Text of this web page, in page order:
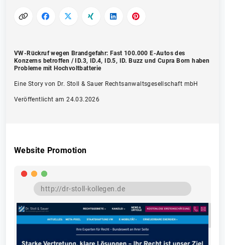
VW-Rückruf wegen Brandgefahr: Fast 100.000 E-Autos des
Konzerns betroffen / ID.3, ID.4, ID.5, ID. Buzz und Cupra Born haben
Probleme mit Hochvoltbatterie
Eine Story von Dr. Stoll & Sauer Rechtsanwaltsgesellschaft mbH
Veröffentlicht am 24.03.2026
Website Promotion